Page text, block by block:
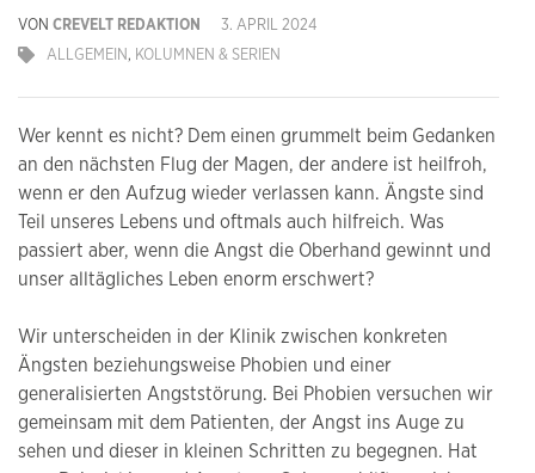
VON CREVELT REDAKTION
3. APRIL 2024
ALLGEMEIN, KOLUMNEN & SERIEN
Wer kennt es nicht? Dem einen grummelt beim Gedanken
an den nächsten Flug der Magen, der andere ist heilfroh,
wenn er den Aufzug wieder verlassen kann. Ängste sind
Teil unseres Lebens und oftmals auch hilfreich. Was
passiert aber, wenn die Angst die Oberhand gewinnt und
unser alltägliches Leben enorm erschwert?
Wir unterscheiden in der Klinik zwischen konkreten
Ängsten beziehungsweise Phobien und einer
generalisierten Angststörung. Bei Phobien versuchen wir
gemeinsam mit dem Patienten, der Angst ins Auge zu
sehen und dieser in kleinen Schritten zu begegnen. Hat